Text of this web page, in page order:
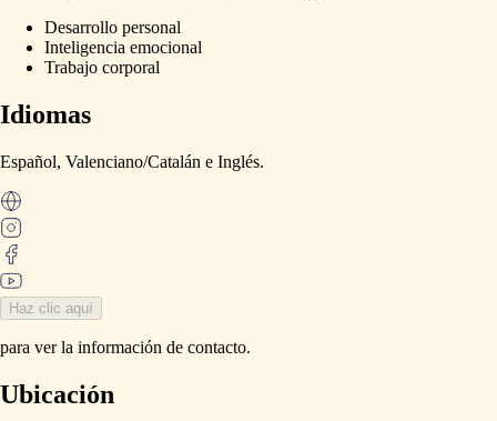
Desarrollo personal
Inteligencia emocional
Trabajo corporal
Idiomas
Español, Valenciano​/​Catalán e Inglés.
Haz clic aquí
para ver la información de contacto.
Ubicación